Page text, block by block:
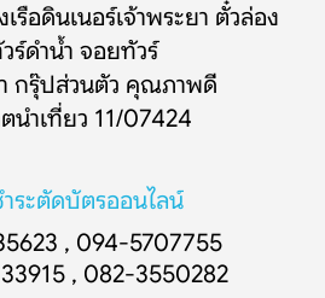
รือดินเนอร์เจ้าพระยา ตั๋วล่อง
วร์ดำน้ำ จอยทัวร์
กรุ๊ปส่วนตัว คุณภาพดี
นำเที่ยว 11/07424
ระตัดบัตรออนไลน์
, 094-5707755
, 082-3550282